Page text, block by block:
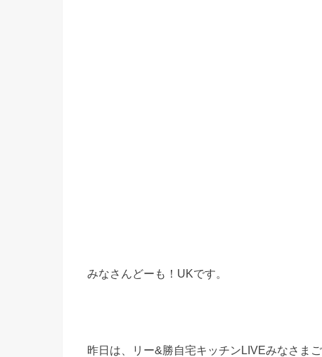
みなさんどーも！UKです。
昨日は、リー&勝自宅キッチンLIVEみなさま